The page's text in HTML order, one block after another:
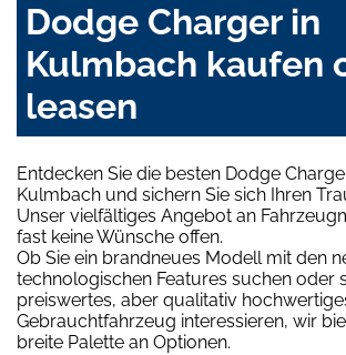
Dodge Charger in
Kulmbach kaufen
leasen
Entdecken Sie die besten Dodge
Kulmbach und sichern Sie sich Ihren
Unser vielfältiges Angebot an
fast keine Wünsche offen.
Ob Sie ein brandneues Modell mit den
technologischen Features suchen oder
preiswertes, aber qualitativ
Gebrauchtfahrzeug interessieren, wir
breite Palette an Optionen.